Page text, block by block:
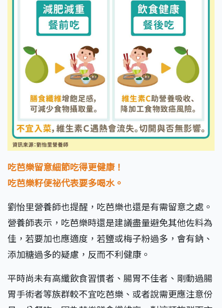
吃芭樂留意細節吃得更健康！
吃芭樂籽便祕代表要多喝水。
劉怡里營養師也提醒，吃芭樂也還是有需留意之處。
營養師表示，吃芭樂時還是建議盡量避免其他佐料為
佳，若要加也應適度，若鹽或梅子粉過多，會有鈉、
添加糖過多的疑慮，反而不利健康。
平時尚未有高纖飲食習慣者、腸胃不佳者、剛動過腸
胃手術者等族群較不宜吃芭樂、或者說需更應注意份